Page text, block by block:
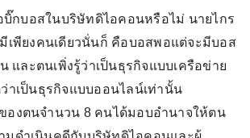
บิ๊กบอสในบริษัทดิไอคอนหรือไม่ นายไกร
เพียงคนเดียวนั่นก็ คือบอสพอแต่จะมีบอส
และตนเพิ่งรู้ว่าเป็นธุรกิจแบบเครือข่าย
าเป็นธุรกิจแบบออนไลน์เท่านั้น
องตนจำนวน 8 คนได้มอบอำนาจให้ตน